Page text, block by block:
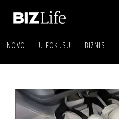
NOVO U FOKUSU BIZNIS